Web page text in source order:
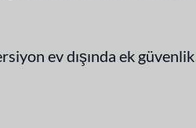
ev dışında ek güvenlik